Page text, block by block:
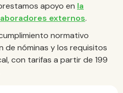
apoyo en la
externos.
normativo
de nóminas y los requisitos
con tarifas a partir de 199